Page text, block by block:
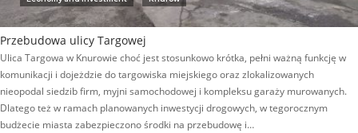
Przebudowa ulicy Targowej
Ulica Targowa w Knurowie choć jest stosunkowo krótka, pełni ważną funkcję w
komunikacji i dojeżdzie do targowiska miejskiego oraz zlokalizowanych
nieopodal siedzib firm, myjni samochodowej i kompleksu garaży murowanych.
Dlatego też w ramach planowanych inwestycji drogowych, w tegorocznym
budżecie miasta zabezpieczono środki na przebudowę i…